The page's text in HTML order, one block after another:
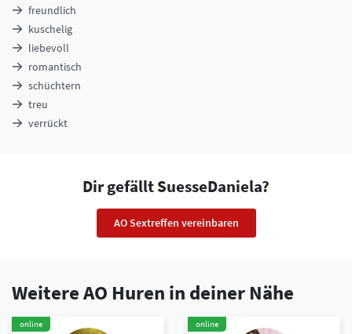
freundlich
kuschelig
liebevoll
romantisch
schüchtern
treu
verrückt
Dir gefällt SuesseDaniela?
AO Sextreffen vereinbaren
Weitere AO Huren in deiner Nähe
online online